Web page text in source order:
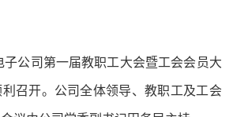
子公司第一届教职工大会暨工会会员大
召开。公司全体领导、教职工及工会